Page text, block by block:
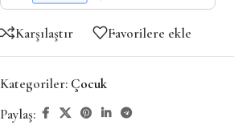
Karşılaştır Favorilere ekle
Kategoriler: Çocuk
Paylaş: